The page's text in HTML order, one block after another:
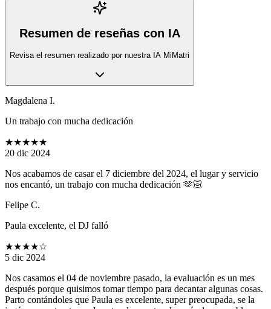
Resumen de reseñas con IA
Revisa el resumen realizado por nuestra IA MiMatri
Magdalena I.
Un trabajo con mucha dedicación
★★★★★
20 dic 2024
Nos acabamos de casar el 7 diciembre del 2024, el lugar y servicio
nos encantó, un trabajo con mucha dedicación 🫶🏻
Felipe C.
Paula excelente, el DJ falló
★★★★☆
5 dic 2024
Nos casamos el 04 de noviembre pasado, la evaluación es un mes
después porque quisimos tomar tiempo para decantar algunas cosas.
Parto contándoles que Paula es excelente, super preocupada, se la